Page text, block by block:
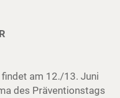
am 12./13. Juni
des Präventionstags